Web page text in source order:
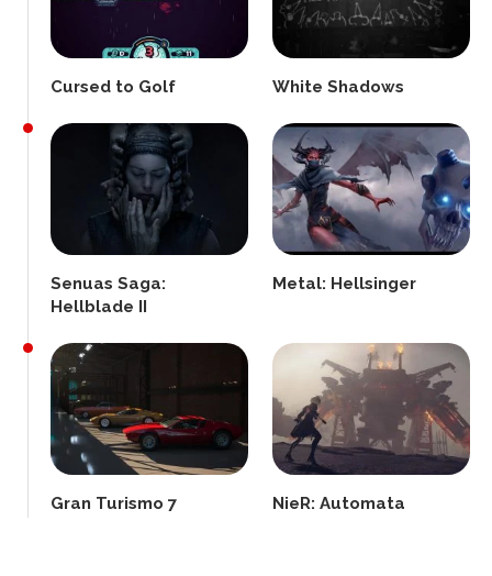
Cursed to Golf White Shadows
Senuas Saga:
Hellblade II
Metal: Hellsinger
Gran Turismo 7 NieR: Automata